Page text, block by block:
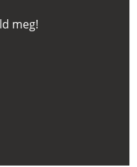
d meg!